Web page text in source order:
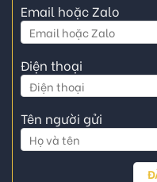
Email hoặc Zalo
Điện thoại
Tên người gửi